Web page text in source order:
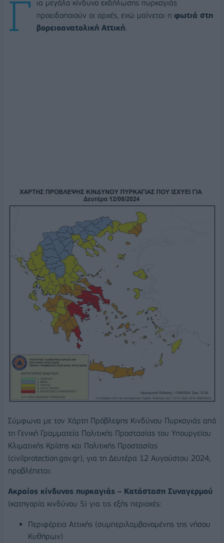
Γ
ια μεγάλο κίνδυνο εκδήλωσης πυρκαγιάς
προειδοποιούν οι αρχές, ενώ μαίνεται η φωτιά στη
βορειοανατολική Αττική.
Σύμφωνα με τον Χάρτη Πρόβλεψης Κινδύνου Πυρκαγιάς από
τη Γενική Γραμματεία Πολιτικής Προστασίας του Υπουργείου
Κλιματικής Κρίσης και Πολιτικής Προστασίας
(civilprotection.gov.gr), για τη Δευτέρα 12 Αυγούστου 2024,
προβλέπεται:
Ακραίος κίνδυνος πυρκαγιάς – Κατάσταση Συναγερμού
(κατηγορία κινδύνου 5) για τις εξής περιοχές:
Περιφέρεια Αττικής (συμπεριλαμβανομένης της νήσου
Κυθήρων)